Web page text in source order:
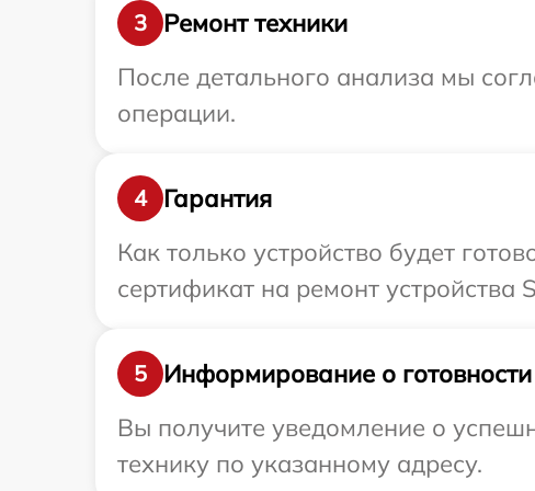
3
Ремонт техники
После детального анализа мы
операции.
4
Гарантия
Как только устройство будет
сертификат на ремонт устройства
5
Информирование о готовности
Вы получите уведомление о
технику по указанному адресу.